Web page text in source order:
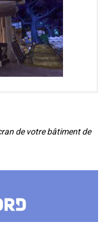
de votre bâtiment de